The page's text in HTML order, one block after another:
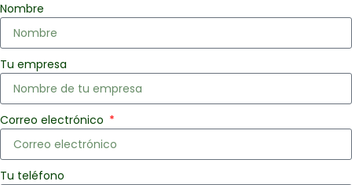
Nombre
Tu empresa
Correo electrónico
Tu teléfono